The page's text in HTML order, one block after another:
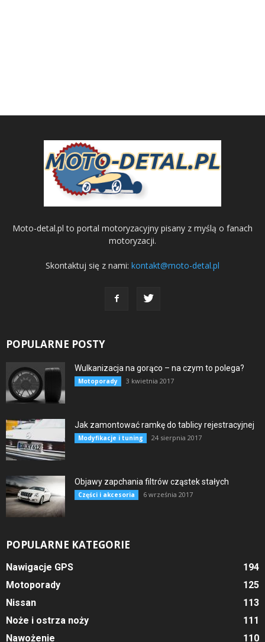
Moto-detal.pl to portal motoryzacyjny pisany z myślą o fanach
motoryzacji.
Skontaktuj się z nami: kontakt@moto-detal.pl
POPULARNE POSTY
Wulkanizacja na gorąco – na czym to polega?
Motoporady 3 kwietnia 2017
Jak zamontować ramkę do tablicy rejestracyjnej
Modyfikacje i tuning 24 sierpnia 2017
Objawy zapchania filtrów cząstek stałych
Części i akcesoria 6 września 2017
POPULARNE KATEGORIE
Nawigacje GPS
194
Motoporady
125
Nissan
113
Noże i ostrza noży
111
Nawożenie
110